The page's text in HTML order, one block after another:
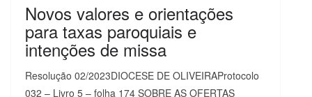
Novos valores e orientações
para taxas paroquiais e
intenções de missa
Resolução 02/2023DIOCESE DE OLIVEIRAProtocolo
032 – Livro 5 – folha 174 SOBRE AS OFERTAS